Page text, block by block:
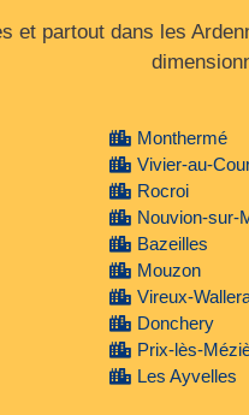
et partout dans les
Monthermé
Vivier-au-
Rocroi
Nouvion-sur-
Bazeilles
Mouzon
Vireux-
Donchery
Prix-lès-
Les Ayvelles